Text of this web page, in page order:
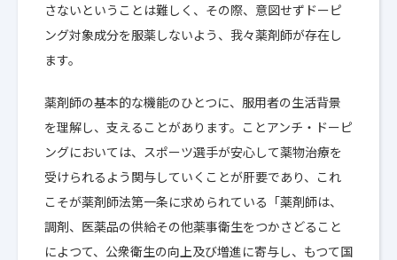
さないということは難しく、その際、意図せずドーピ
ング対象成分を服薬しないよう、我々薬剤師が存在し
ます。
薬剤師の基本的な機能のひとつに、服用者の生活背景
を理解し、支えることがあります。ことアンチ・ドーピ
ングにおいては、スポーツ選手が安心して薬物治療を
受けられるよう関与していくことが肝要であり、これ
こそが薬剤師法第一条に求められている「薬剤師は、
調剤、医薬品の供給その他薬事衛生をつかさどること
によつて、公衆衛生の向上及び増進に寄与し、もつて国